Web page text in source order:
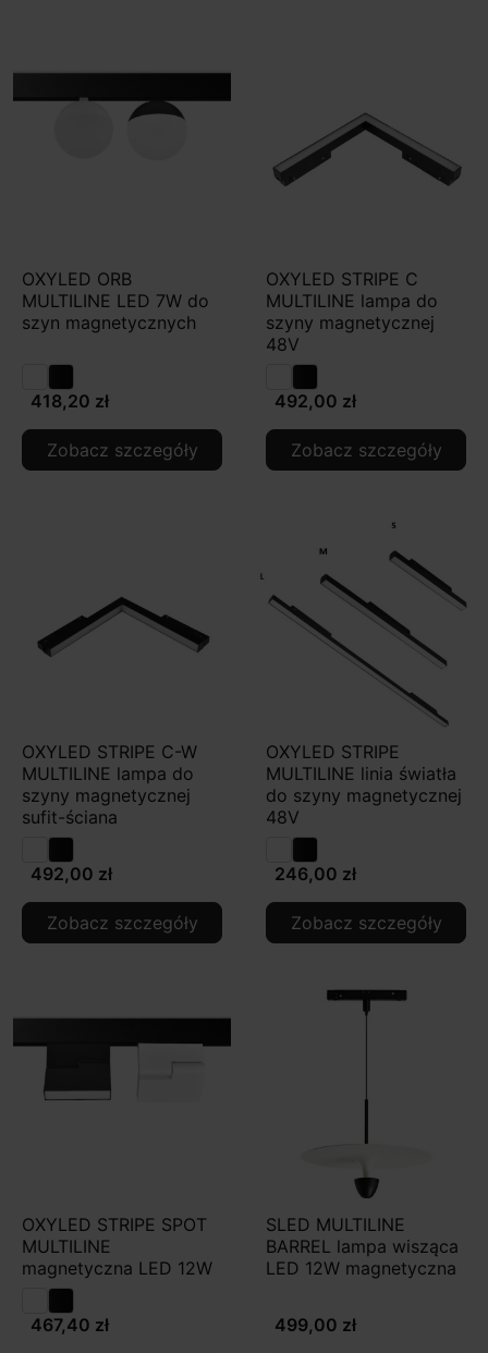
OXYLED ORB
MULTILINE LED 7W do
szyn magnetycznych
418,20 zł
Zobacz szczegóły
OXYLED STRIPE C
MULTILINE lampa do
szyny magnetycznej
48V
492,00 zł
Zobacz szczegóły
OXYLED STRIPE C-W
MULTILINE lampa do
szyny magnetycznej
sufit-ściana
492,00 zł
Zobacz szczegóły
OXYLED STRIPE
MULTILINE linia światła
do szyny magnetycznej
48V
246,00 zł
Zobacz szczegóły
OXYLED STRIPE SPOT
MULTILINE
magnetyczna LED 12W
467,40 zł
SLED MULTILINE
BARREL lampa wisząca
LED 12W magnetyczna
499,00 zł